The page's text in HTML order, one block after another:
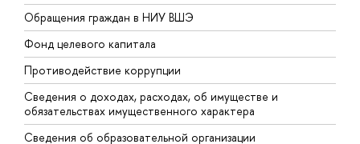
Обращения граждан в НИУ ВШЭ
Фонд целевого капитала
Противодействие коррупции
Сведения о доходах, расходах, об имуществе и
обязательствах имущественного характера
Сведения об образовательной организации